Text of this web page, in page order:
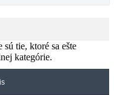
tie, ktoré sa ešte
kategórie.